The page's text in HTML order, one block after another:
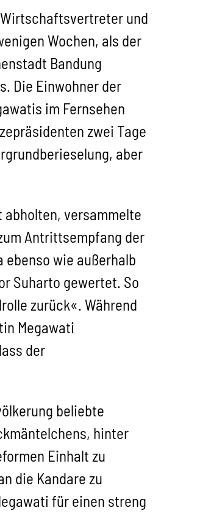
und
Wochen, als der
Bandung
Die Einwohner der
im Fernsehen
zwei Tage
aber
abholten, versammelte
Antrittsempfang der
wie außerhalb
Suharto gewertet. So
zurück«. Während
Megawati
der
beliebte
hinter
Einhalt zu
die Kandare zu
für einen streng